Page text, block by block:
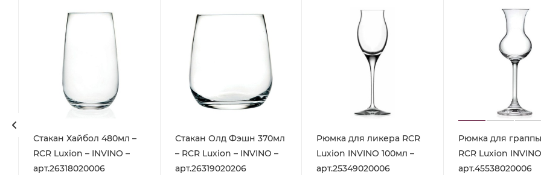
Стакан Хайбол 480мл –
RCR Luxion – INVINO –
арт.26318020006
Стакан Олд Фэшн 370мл
– RCR Luxion – INVINO –
арт.26319020206
Рюмка для ликера RCR
Luxion INVINO 100мл –
арт.25349020006
Рюмка для
RCR Luxion
арт.45538020006